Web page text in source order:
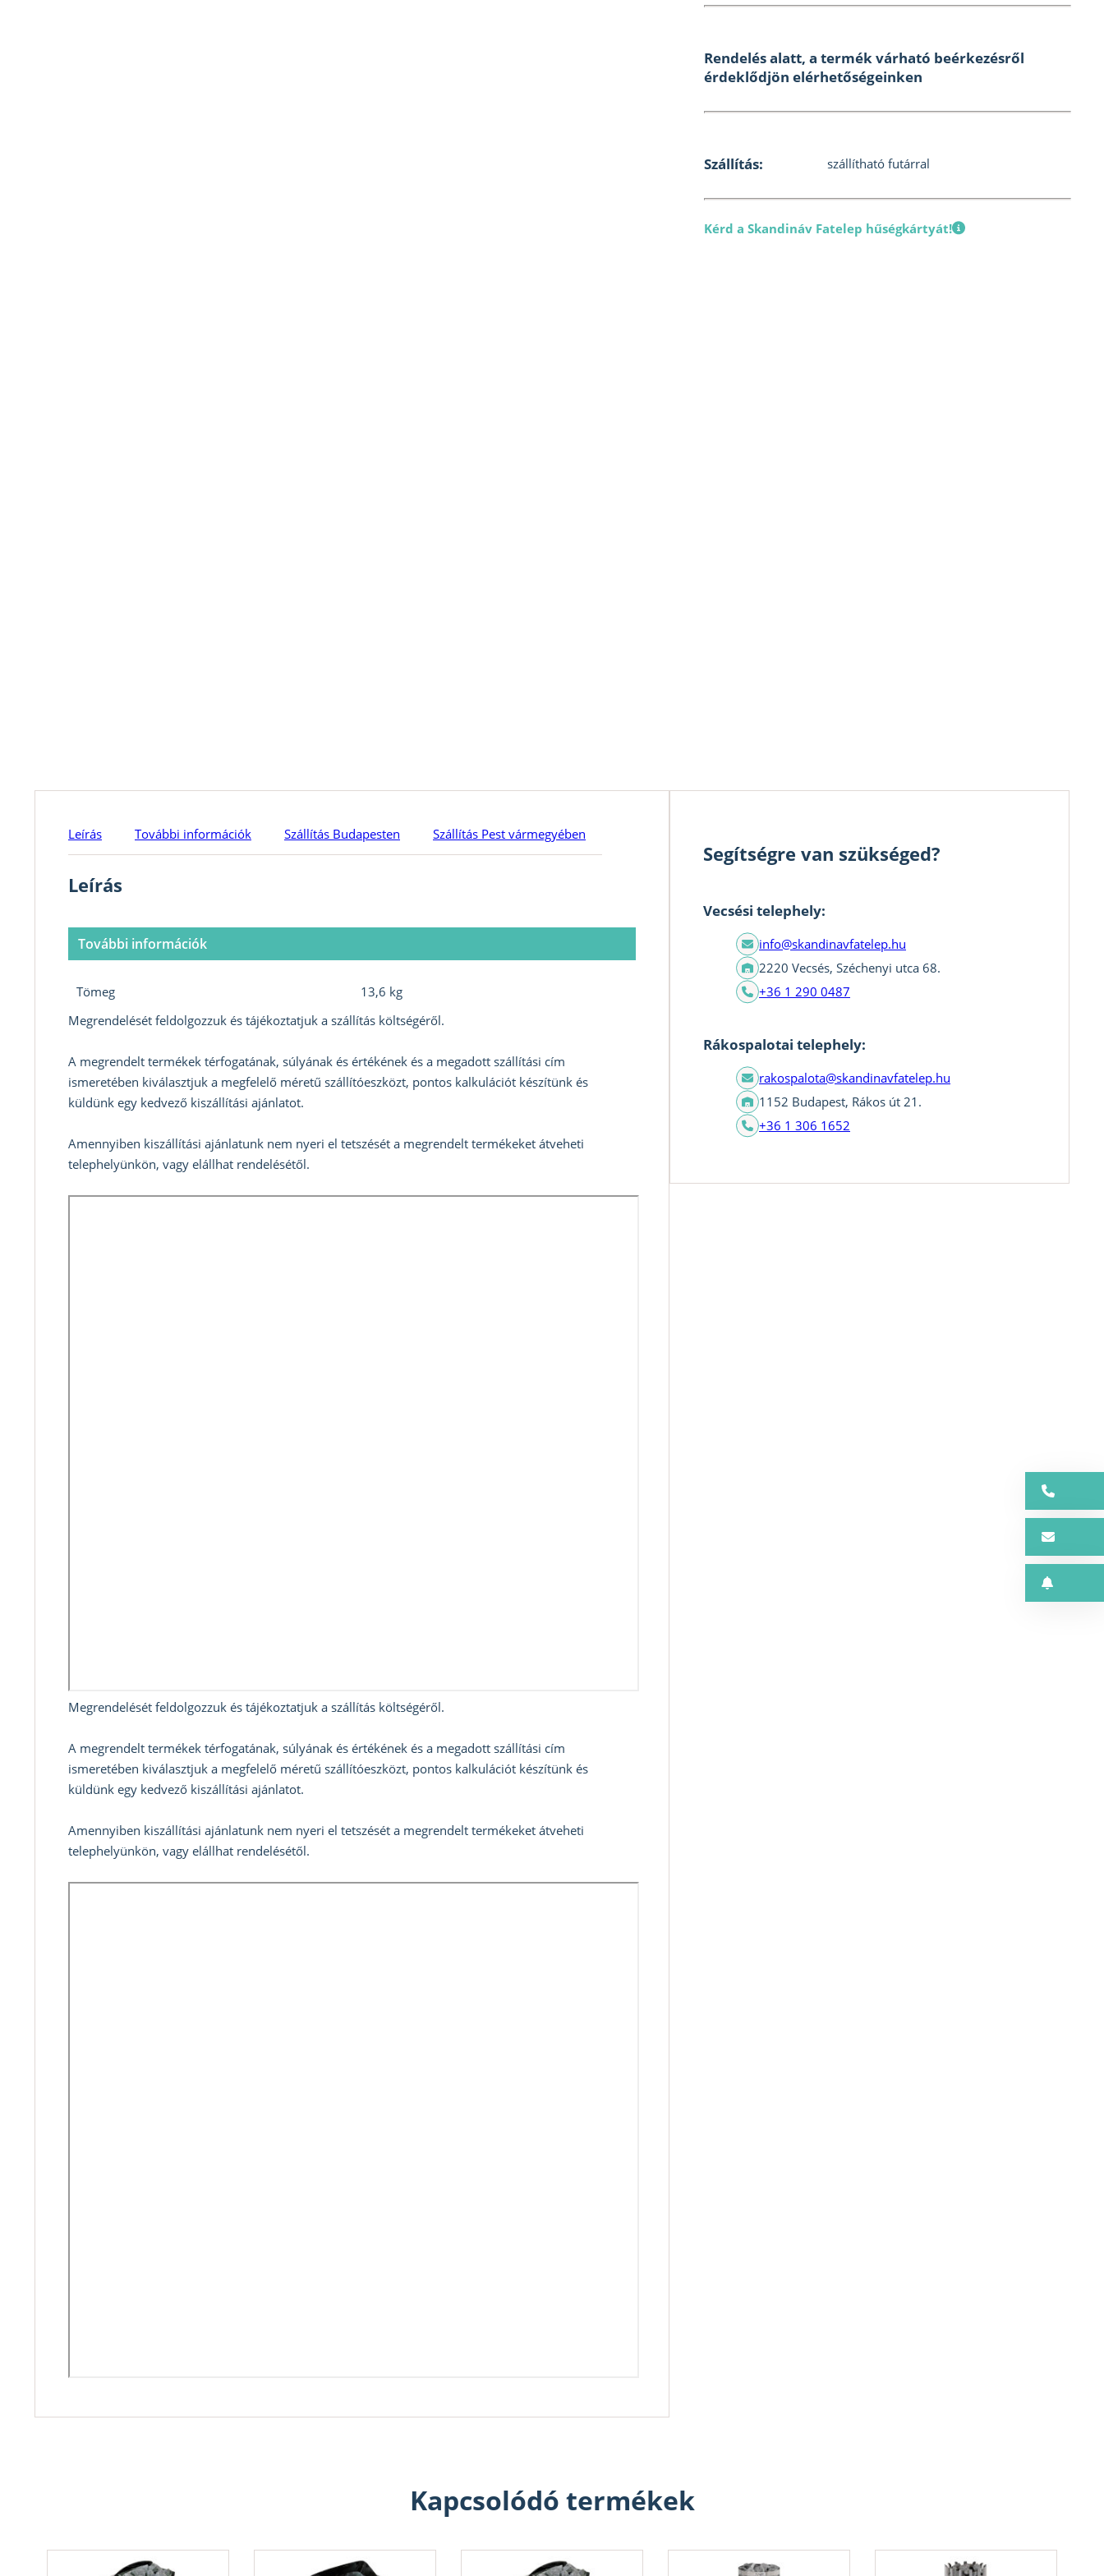
Rendelés alatt, a termék várható beérkezésről
érdeklődjön elérhetőségeinken
Szállítás: szállítható futárral
Kérd a Skandináv Fatelep hűségkártyát!
Leírás További információk Szállítás Budapesten Szállítás Pest vármegyében
Leírás
További információk
Tömeg
13,6 kg
Megrendelését feldolgozzuk és tájékoztatjuk a szállítás költségéről.
A megrendelt termékek térfogatának, súlyának és értékének és a megadott szállítási cím
ismeretében kiválasztjuk a megfelelő méretű szállítóeszközt, pontos kalkulációt készítünk és
küldünk egy kedvező kiszállítási ajánlatot.
Amennyiben kiszállítási ajánlatunk nem nyeri el tetszését a megrendelt termékeket átveheti
telephelyünkön, vagy elállhat rendelésétől.
Megrendelését feldolgozzuk és tájékoztatjuk a szállítás költségéről.
A megrendelt termékek térfogatának, súlyának és értékének és a megadott szállítási cím
ismeretében kiválasztjuk a megfelelő méretű szállítóeszközt, pontos kalkulációt készítünk és
küldünk egy kedvező kiszállítási ajánlatot.
Amennyiben kiszállítási ajánlatunk nem nyeri el tetszését a megrendelt termékeket átveheti
telephelyünkön, vagy elállhat rendelésétől.
Segítségre van szükséged?
Vecsési telephely:
info@skandinavfatelep.hu
2220 Vecsés, Széchenyi utca 68.
+36 1 290 0487
Rákospalotai telephely:
rakospalota@skandinavfatelep.hu
1152 Budapest, Rákos út 21.
+36 1 306 1652
Kapcsolódó termékek